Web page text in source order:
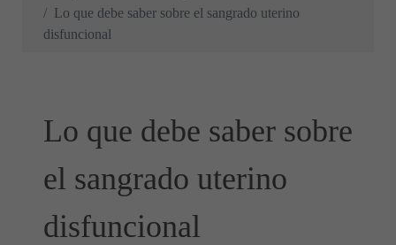
Lo que debe saber sobre el sangrado uterino
disfuncional
Lo que debe saber sobre
el sangrado uterino
disfuncional